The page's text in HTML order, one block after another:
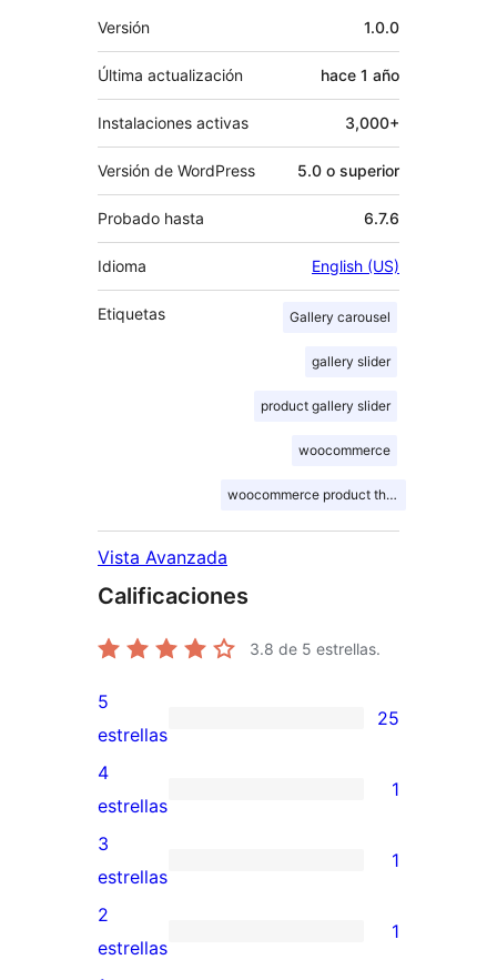
Meta
Versión 1.0.0
Última actualización hace 1 año
Instalaciones activas 3,000+
Versión de WordPress 5.0 o superior
Probado hasta 6.7.6
Idioma English (US)
Etiquetas Gallery carousel
gallery slider
product gallery slider
woocommerce
woocommerce product thumbnails slider
Vista Avanzada
Calificaciones
3.8 de 5 estrellas.
25
valoraciones
de
5
estrellas
5
estrellas
25
1
valoración
de
4
estrellas
4
estrellas
1
1
valoración
de
3
3
estrellas
1
1
2
estrellas
1